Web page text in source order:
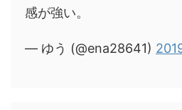
感が強い。
— ゆう (@ena28641)